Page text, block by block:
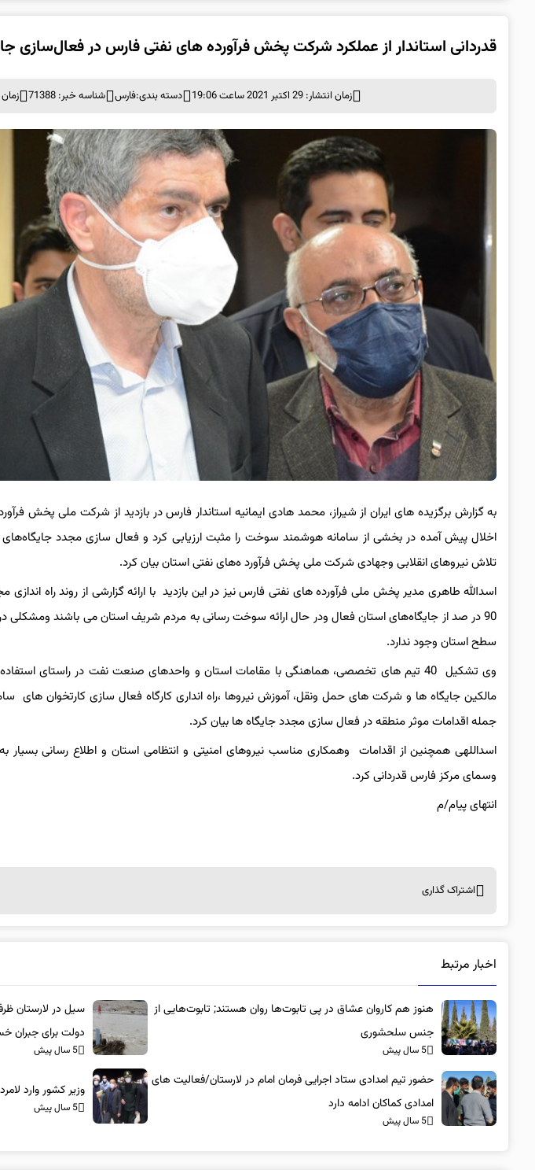
قدردانی استاندار از عملکرد شرکت پخش فرآورده های نفتی فارس در
زمان انتشار: 29 اکتبر 2021 ساعت 19:06 دسته بندی:فارس شناسه خبر: 71388 زمان
به گزارش برگزیده های ایران از شیراز، محمد هادی ایمانیه استاندار فارس در بازدید از شرکت ملی پخش
اخلال پیش آمده در بخشی از سامانه هوشمند سوخت را مثبت ارزیابی کرد و فعال سازی مجدد
تلاش نیروهای انقلابی وجهادی شرکت ملی پخش فرآورد ه‌های نفتی استان بیان کرد.
اسدالله طاهری مدیر پخش ملی فرآورده های نفتی فارس نیز در این بازدید با ارائه گزارشی از روند راه
90 در صد از جایگاه‌های استان فعال ودر حال ارائه سوخت رسانی به مردم شریف استان می باشند ومشکلی
سطح استان وجود ندارد.
وی تشکیل 40 تیم های تخصصی، هماهنگی با مقامات استان و واحدهای صنعت نفت در راستای
مالکین جایگاه ها و شرکت های حمل ونقل، آموزش نیروها ،راه انداری کارگاه فعال سازی کارتخوان های
جمله اقدامات موثر منطقه در فعال سازی مجدد جایگاه ها بیان کرد.
اسداللهی همچنین از اقدامات وهمکاری مناسب نیروهای امنیتی و انتظامی استان و اطلاع رسانی
وسمای مرکز فارس قدردانی کرد.
انتهای پیام/م
اشتراک گذاری
اخبار مرتبط
هنوز هم کاروان عشاق در پی تابوت‌ها روان هستند; تابوت‌هایی از
جنس سلحشوری
5 سال پیش
سیل در لارستان
دولت برای جبران
5 سال پیش
حضور تیم امدادی ستاد اجرایی فرمان امام در لارستان/فعالیت های
امدادی کماکان ادامه دارد
5 سال پیش
وزیر کشور وارد
5 سال پیش